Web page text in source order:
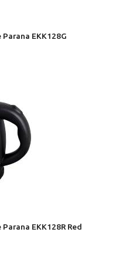
EKK128G
EKK128R Red